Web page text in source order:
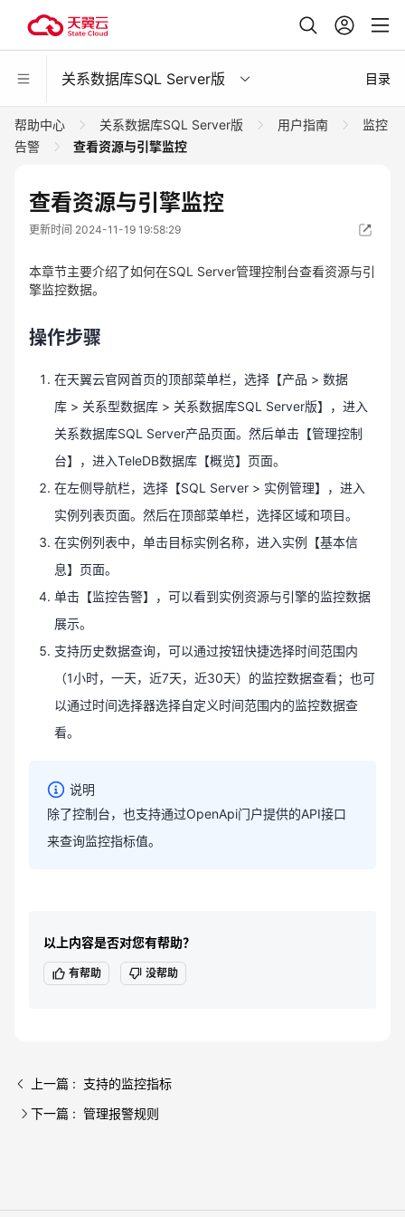
关系数据库SQL Server版 目录
帮助中心 关系数据库SQL Server版 用户指南
监控
告警
查看资源与引擎监控
查看资源与引擎监控
更新时间 2024-11-19 19:58:29
本章节主要介绍了如何在SQL Server管理控制台查看资源与引
擎监控数据。
操作步骤
在天翼云官网首页的顶部菜单栏，选择【产品 > 数据
库 > 关系型数据库 > 关系数据库SQL Server版】，进入
关系数据库SQL Server产品页面。然后单击【管理控制
台】，进入TeleDB数据库【概览】页面。
在左侧导航栏，选择【SQL Server > 实例管理】，进入
实例列表页面。然后在顶部菜单栏，选择区域和项目。
在实例列表中，单击目标实例名称，进入实例【基本信
息】页面。
单击【监控告警】，可以看到实例资源与引擎的监控数据
展示。
支持历史数据查询，可以通过按钮快捷选择时间范围内
（1小时，一天，近7天，近30天）的监控数据查看；也可
以通过时间选择器选择自定义时间范围内的监控数据查
看。
说明
除了控制台，也支持通过OpenApi门户提供的API接口
来查询监控指标值。
以上内容是否对您有帮助？
有帮助 没帮助
上一篇 : 支持的监控指标
下一篇 : 管理报警规则